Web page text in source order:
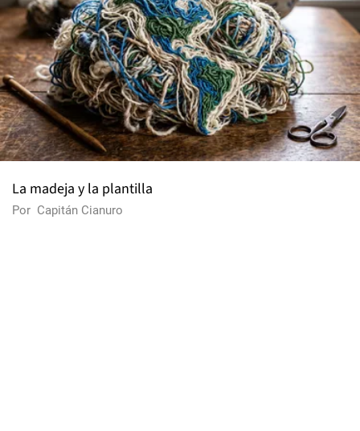
La madeja y la plantilla
Por Capitán Cianuro